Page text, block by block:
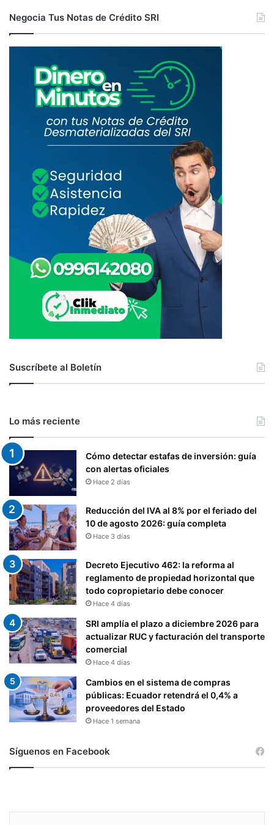
Negocia Tus Notas de Crédito SRI
Suscríbete al Boletín
Lo más reciente
Cómo detectar estafas de inversión: guía
con alertas oficiales
Hace 2 días
Reducción del IVA al 8% por el feriado del
10 de agosto 2026: guía completa
Hace 3 días
Decreto Ejecutivo 462: la reforma al
reglamento de propiedad horizontal que
todo copropietario debe conocer
Hace 4 días
SRI amplía el plazo a diciembre 2026 para
actualizar RUC y facturación del transporte
comercial
Hace 4 días
Cambios en el sistema de compras
públicas: Ecuador retendrá el 0,4% a
proveedores del Estado
Hace 1 semana
Síguenos en Facebook